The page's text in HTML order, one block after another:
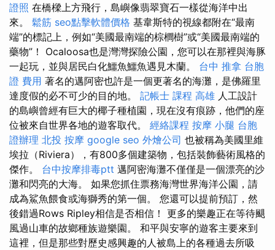
證照 在橋樑上方飛行，島嶼像翡翠寶石一樣從海洋中出
來。 鬆筋 seo點擊軟體價格 基韋斯特的視線都附在“最南
端”的標記上，例如“美國最南端的棕櫚樹”或“美國最南端的
藥物”！ Ocaloosa也是灣灣探險公園，您可以在那裡與海豚
一起玩，並與居民白化鱷魚鱷魚遇見木蘭。 台中 推拿 台胞
證 費用 著名的邁阿密也許是一個更著名的海灘，是佛羅里
達度假的必不可少的目的地。 記帳士 課程 高雄 人工設計
的島嶼曾經有巨大的椰子種植園，現在沒有痕跡，他們的座
位被來自世界各地的遊客取代。 經絡課程 按摩 小腿 台胞
證辦理 北投 按摩 google seo 外燴公司 也被稱為美國里維
埃拉（Riviera），有800多個建築物，包括裝飾藝術風格的
傑作。 台中按摩排毒ptt 邁阿密海灘不僅僅是一個漂亮的沙
灘和閃亮的大海。 如果您抓住票務海灣世界海洋公園，請
成為鯊魚餵食或海獅秀的第一個。 您還可以提前預訂，然
後錯過Rows Ripley相信是否相信！ 更多的樂趣正在等待颶
風過山車的故鄉種族遊樂園。 和平與安寧的遊客主要來到
這裡，但是那些對歷史感興趣的人被島上的各種過去所吸